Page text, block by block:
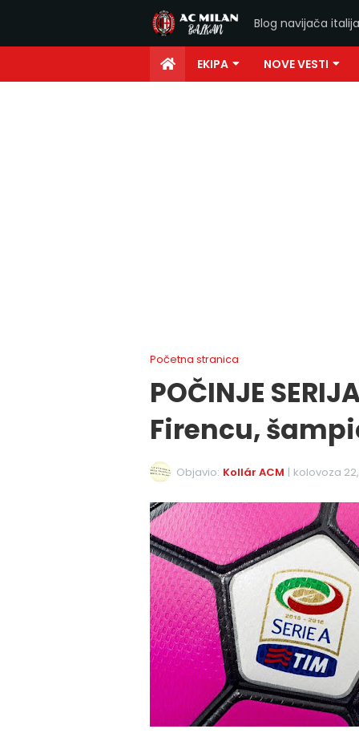
Blog navijača
EKIPA NOVE VESTI
Početna stranica
POČINJE
Firencu,
Objavio: Kollár ACM | kolovoza 22,